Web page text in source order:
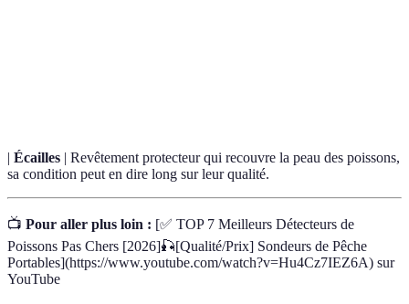
| Écailles | Revêtement protecteur qui recouvre la peau des poissons,
sa condition peut en dire long sur leur qualité.
📺 Pour aller plus loin : [✅ TOP 7 Meilleurs Détecteurs de
Poissons Pas Chers [2026]🎣[Qualité/Prix] Sondeurs de Pêche
Portables](https://www.youtube.com/watch?v=Hu4Cz7IEZ6A) sur
YouTube